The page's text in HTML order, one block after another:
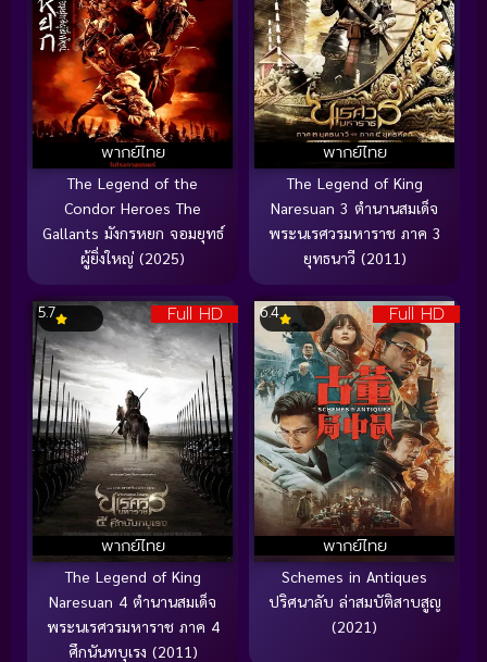
พากย์ไทย
The Legend of the
Condor Heroes The
Gallants มังกรหยก จอมยุทธ์
ผู้ยิ่งใหญ่ (2025)
พากย์ไทย
The Legend of King
Naresuan 3 ตำนานสมเด็จ
พระนเรศวรมหาราช ภาค 3
ยุทธนาวี (2011)
Full HD
พากย์ไทย
5.7
The Legend of King
Naresuan 4 ตำนานสมเด็จ
พระนเรศวรมหาราช ภาค 4
ศึกนันทบุเรง (2011)
Full HD
พากย์ไทย
6.4
Schemes in Antiques
ปริศนาลับ ล่าสมบัติสาบสูญ
(2021)